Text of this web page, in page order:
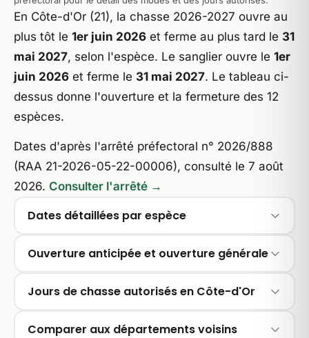
En Côte-d'Or (21), la chasse 2026-2027 ouvre au
plus tôt le 1er juin 2026 et ferme au plus tard le 31
mai 2027, selon l'espèce. Le sanglier ouvre le 1er
juin 2026 et ferme le 31 mai 2027. Le tableau ci-
dessus donne l'ouverture et la fermeture des 12
espèces.
Dates d'après l'arrêté préfectoral n° 2026/888
(RAA 21-2026-05-22-00006), consulté le 7 août
2026. Consulter l'arrêté →
Dates détaillées par espèce
Ouverture anticipée et ouverture générale
Jours de chasse autorisés en Côte-d'Or
Comparer aux départements voisins